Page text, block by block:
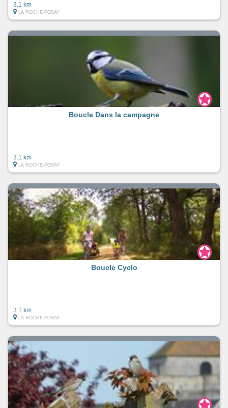
3.1 km
LA ROCHE-POSAY
Boucle Dans la campagne
3.1 km
LA ROCHE-POSAY
Boucle Cyclo
3.1 km
LA ROCHE-POSAY